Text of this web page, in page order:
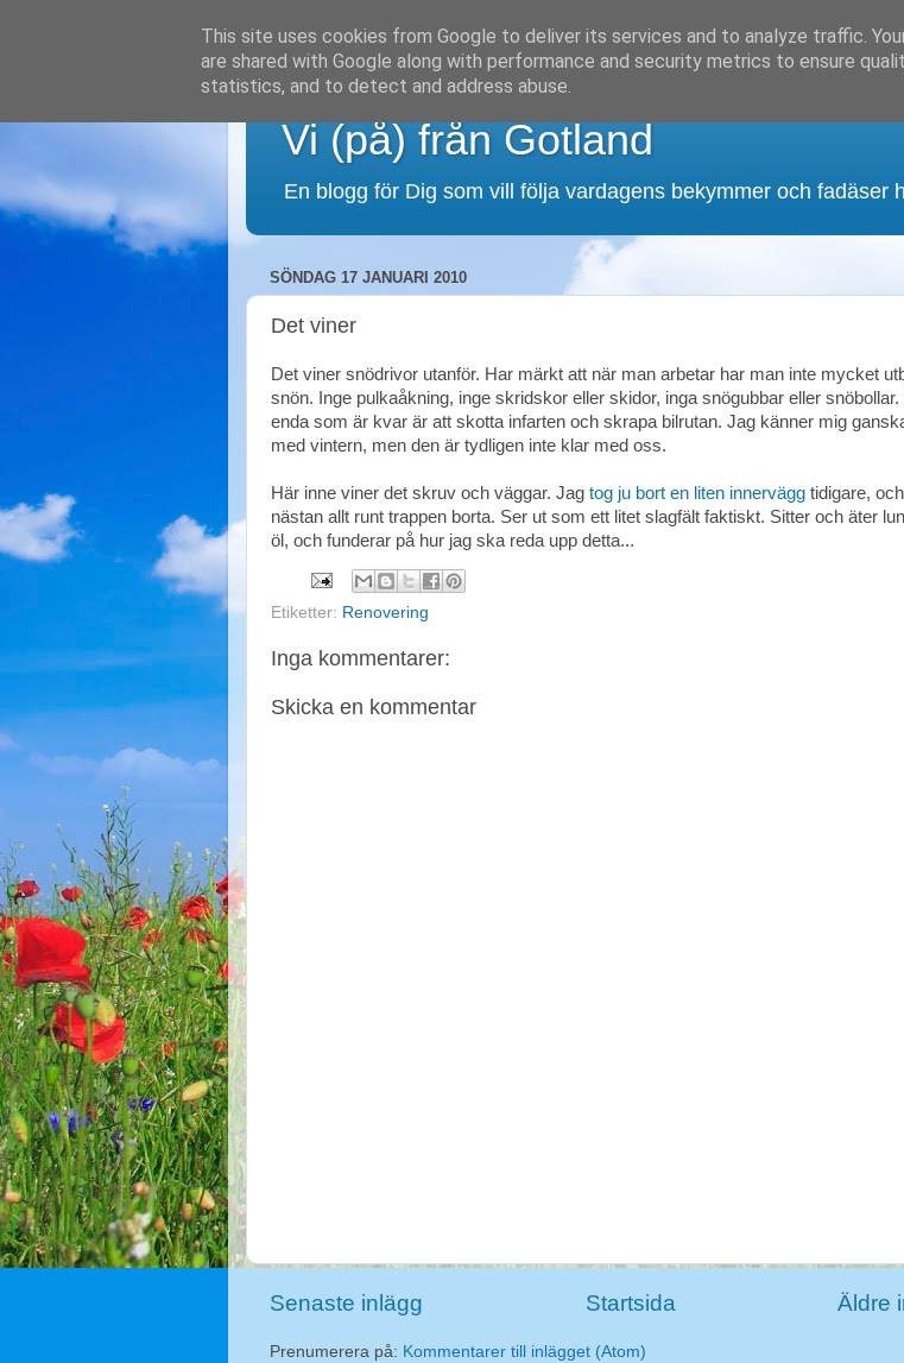
Vi (på) från Gotland
En blogg för Dig som vill följa vardagens bekymmer och fadäser
SÖNDAG 17 JANUARI 2010
Det viner
Det viner snödrivor utanför. Har märkt att när man arbetar har man inte mycket
snön. Inge pulkaåkning, inge skridskor eller skidor, inga snögubbar eller snöbollar.
enda som är kvar är att skotta infarten och skrapa bilrutan. Jag känner mig
med vintern, men den är tydligen inte klar med oss.
Här inne viner det skruv och väggar. Jag tog ju bort en liten innervägg tidigare,
nästan allt runt trappen borta. Ser ut som ett litet slagfält faktiskt. Sitter och äter
öl, och funderar på hur jag ska reda upp detta...
Etiketter: Renovering
Inga kommentarer:
Skicka en kommentar
Senaste inlägg Äldre
Startsida
Prenumerera på: Kommentarer till inlägget (Atom)
This site uses cookies from Google to deliver its services and to analyze traffic.
are shared with Google along with performance and security metrics to ensure
statistics, and to detect and address abuse.